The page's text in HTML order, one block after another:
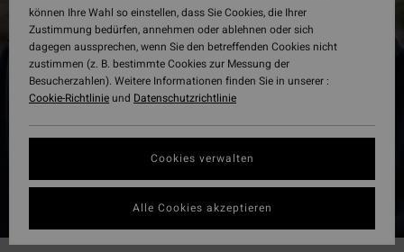
können Ihre Wahl so einstellen, dass Sie Cookies, die Ihrer
Zustimmung bedürfen, annehmen oder ablehnen oder sich
dagegen aussprechen, wenn Sie den betreffenden Cookies nicht
zustimmen (z. B. bestimmte Cookies zur Messung der
Besucherzahlen). Weitere Informationen finden Sie in unserer :
Cookie-Richtlinieund Datenschutzrichtlinie
Cookies verwalten
Alle Cookies akzeptieren